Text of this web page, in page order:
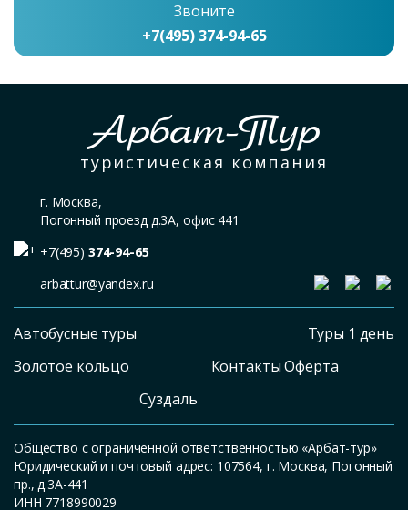
Звоните
+7(495) 374-94-65
Арбат-Тур
туристическая компания
г. Москва,
Погонный проезд д.3А, офис 441
+7(495) 374-94-65
arbattur@yandex.ru
Автобусные туры
Золотое кольцо
Суздаль
Туры 1 день
Контакты Оферта
Общество с ограниченной ответственностью «Арбат-тур»
Юридический и почтовый адрес: 107564, г. Москва, Погонный
пр., д.3А-441
ИНН 7718990029